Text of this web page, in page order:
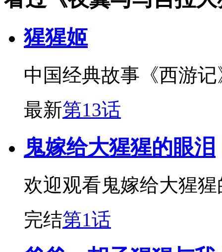
猩猩姬
中国经典故事《西游
最新第13话
鬼嫁给大猩猩的眼泪
欢迎观看鬼嫁给大猩
完结第1话